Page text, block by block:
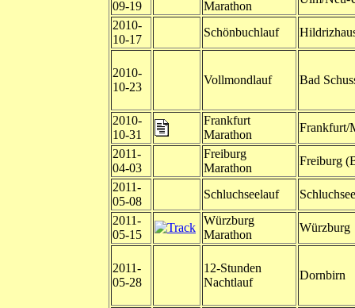
09-19
Marathon
2010-
10-17
Schönbuchlauf
2010-
10-23
Vollmondlauf Bad
2010-
10-31
Frankfurt
Marathon
Frankfurt/
2011-
04-03
Freiburg
Marathon
Freiburg
2011-
05-08
Schluchseelauf
Schluchsee
2011-
05-15
Würzburg
Marathon
Würzburg
2011-
05-28
12-Stunden
Nachtlauf
Dornbirn